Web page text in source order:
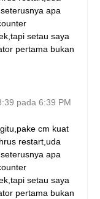
apa
setau saya
pertama bukan
pada 6:39 PM
cm kuat
restart,uda
apa
setau saya
pertama bukan